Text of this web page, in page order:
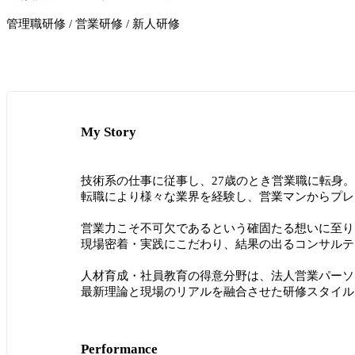
管理職研修 / 営業研修 / 新人研修
My Story
技術系の仕事に従事し、27歳のとき営業職に転身。
転職により様々な業界を経験し、営業マンからプ
営業力こそ不可欠であるという確固たる想いに至
現場密着・実践にこだわり、結果の出るコンサル
人材育成・社員教育の得意分野は、法人営業パー
最新理論と現場のリアルを融合させた研修スタイ
Performance